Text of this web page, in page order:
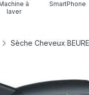
à
laver
SmartPhone
Sèche Cheveux